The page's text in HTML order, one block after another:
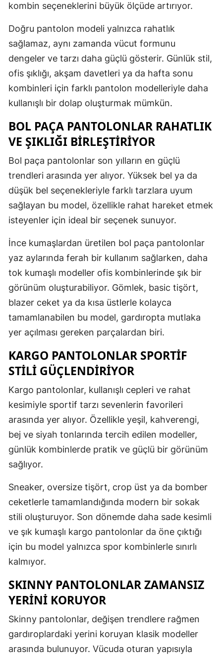
kombin seçeneklerini büyük ölçüde artırıyor.
Doğru pantolon modeli yalnızca rahatlık
sağlamaz, aynı zamanda vücut formunu
dengeler ve tarzı daha güçlü gösterir. Günlük stil,
ofis şıklığı, akşam davetleri ya da hafta sonu
kombinleri için farklı pantolon modelleriyle daha
kullanışlı bir dolap oluşturmak mümkün.
BOL PAÇA PANTOLONLAR RAHATLIK
VE ŞIKLIĞI BİRLEŞTİRİYOR
Bol paça pantolonlar son yılların en güçlü
trendleri arasında yer alıyor. Yüksek bel ya da
düşük bel seçenekleriyle farklı tarzlara uyum
sağlayan bu model, özellikle rahat hareket etmek
isteyenler için ideal bir seçenek sunuyor.
İnce kumaşlardan üretilen bol paça pantolonlar
yaz aylarında ferah bir kullanım sağlarken, daha
tok kumaşlı modeller ofis kombinlerinde şık bir
görünüm oluşturabiliyor. Gömlek, basic tişört,
blazer ceket ya da kısa üstlerle kolayca
tamamlanabilen bu model, gardıropta mutlaka
yer açılması gereken parçalardan biri.
KARGO PANTOLONLAR SPORTİF
STİLİ GÜÇLENDİRİYOR
Kargo pantolonlar, kullanışlı cepleri ve rahat
kesimiyle sportif tarzı sevenlerin favorileri
arasında yer alıyor. Özellikle yeşil, kahverengi,
bej ve siyah tonlarında tercih edilen modeller,
günlük kombinlerde pratik ve güçlü bir görünüm
sağlıyor.
Sneaker, oversize tişört, crop üst ya da bomber
ceketlerle tamamlandığında modern bir sokak
stili oluşturuyor. Son dönemde daha sade kesimli
ve şık kumaşlı kargo pantolonlar da öne çıktığı
için bu model yalnızca spor kombinlerle sınırlı
kalmıyor.
SKINNY PANTOLONLAR ZAMANSIZ
YERİNİ KORUYOR
Skinny pantolonlar, değişen trendlere rağmen
gardıroplardaki yerini koruyan klasik modeller
arasında bulunuyor. Vücuda oturan yapısıyla